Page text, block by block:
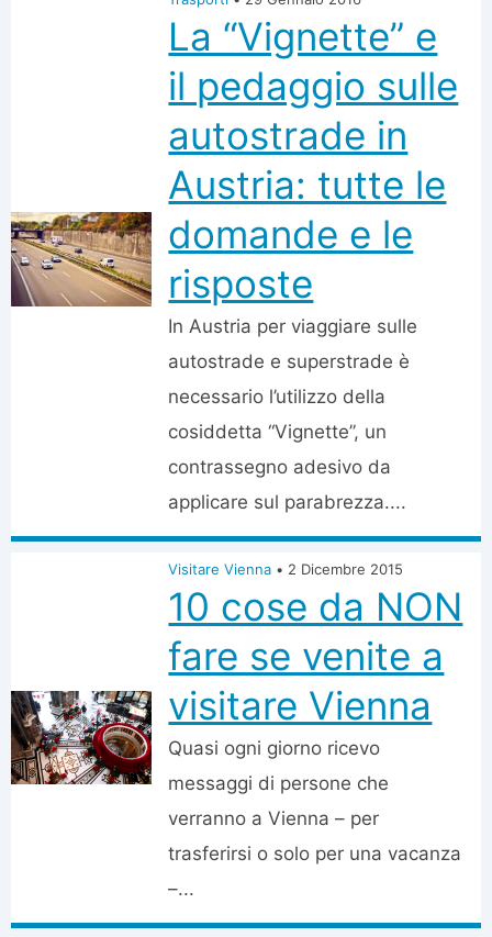
La “Vignette” e
il pedaggio sulle
autostrade in
Austria: tutte le
domande e le
risposte
In Austria per viaggiare sulle
autostrade e superstrade è
necessario l’utilizzo della
cosiddetta “Vignette”, un
contrassegno adesivo da
applicare sul parabrezza....
Visitare Vienna • 2 Dicembre 2015
10 cose da NON
fare se venite a
visitare Vienna
Quasi ogni giorno ricevo
messaggi di persone che
verranno a Vienna – per
trasferirsi o solo per una vacanza
–...